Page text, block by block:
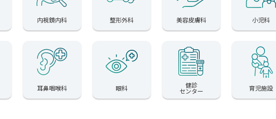
内視鏡内科 整形外科 美容皮膚科 小児科
耳鼻咽喉科 眼科 健診
センター 育児施設